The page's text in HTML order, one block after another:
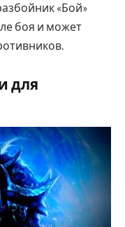
«Бой»
боя и может
для